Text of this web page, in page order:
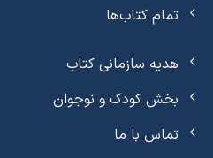
تمام کتاب‌ها
هدیه سازمانی کتاب
بخش کودک و نوجوان
تماس با ما